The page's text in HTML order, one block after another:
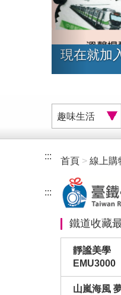
臺鐵夢工
商
品
分
::: 首頁 線上購
:::
鐵道收藏
靜謐美學
EMU3000
山嵐海風